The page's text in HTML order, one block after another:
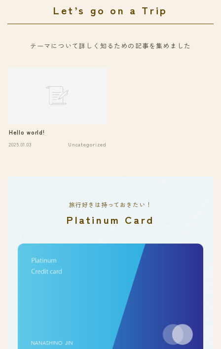
Let’s go on a Trip
テーマについて詳しく知るための記事を集めました
Hello world!
2025.01.03 Uncategorized
旅行好きは持っておきたい！
Platinum Card